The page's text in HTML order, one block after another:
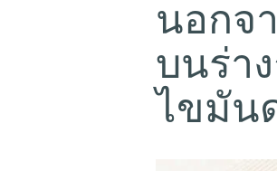
นอกจ
บนร่า
ไขมัน